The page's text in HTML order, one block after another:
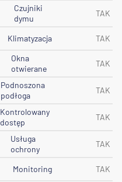
Czujniki
dymu
TAK
Klimatyzacja
TAK
Okna
otwierane
TAK
Podnoszona
podłoga
TAK
Kontrolowany
dostęp
TAK
Usługa
ochrony
TAK
Monitoring
TAK